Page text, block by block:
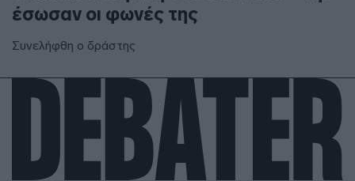
έσωσαν οι φωνές της
Συνελήφθη ο δράστης